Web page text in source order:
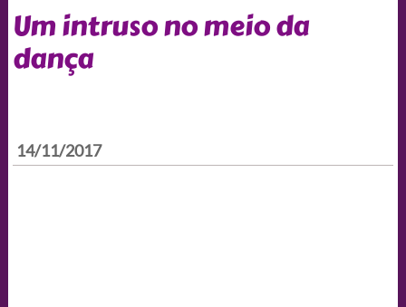
Um intruso no meio da
dança
14/11/2017